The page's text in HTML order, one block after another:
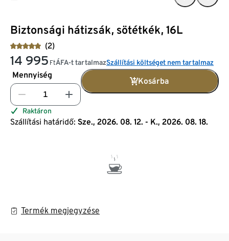
Biztonsági hátizsák, sötétkék, 16L
(2)
14 995 FtÁFA-t tartalmazSzállítási költséget nem tartalmaz
Mennyiség
Kosárba
Raktáron
Szállítási határidő: Sze., 2026. 08. 12. - K., 2026. 08. 18.
Termék megjegyzése